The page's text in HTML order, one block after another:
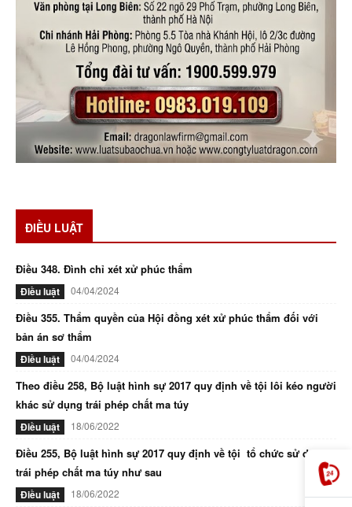
ĐIỀU LUẬT
Điều 348. Đình chỉ xét xử phúc thẩm
Điều luật 04/04/2024
Điều 355. Thẩm quyền của Hội đồng xét xử phúc thẩm đối với
bản án sơ thẩm
Điều luật 04/04/2024
Theo điều 258, Bộ luật hình sự 2017 quy định về tội lôi kéo người
khác sử dụng trái phép chất ma túy
Điều luật 18/06/2022
Điều 255, Bộ luật hình sự 2017 quy định về tội tổ chức sử dụng
trái phép chất ma túy như sau
Điều luật 18/06/2022